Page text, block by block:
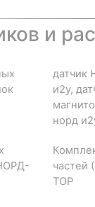
и
датчик
и2у,
норд
частей
ТОР